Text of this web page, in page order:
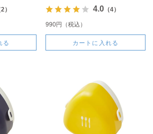
）
る
4.0（4）
990円（税込）
カートに入れる